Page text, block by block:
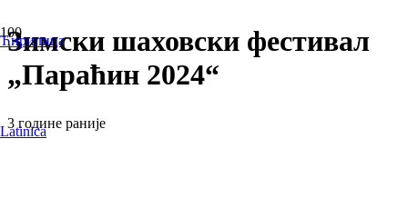
Ћирилица
Latinica
Зимски шаховски фестивал
„Параћин 2024“
3 године раније